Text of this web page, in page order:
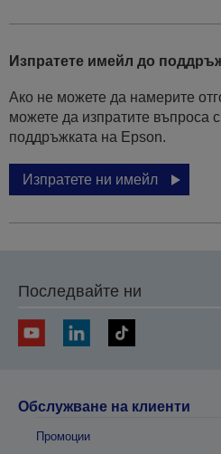
Изпратете имейл до
Ако не можете да намерите
можете да изпратите въпроса
поддръжката на Epson.
Изпратете ни имейл
Последвайте ни
Обслужване на клиенти
Промоции